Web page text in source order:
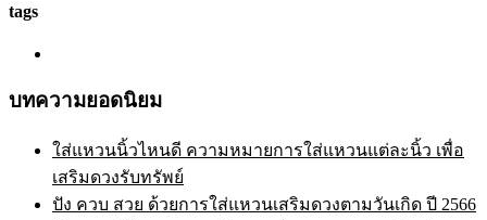
tags
บทความยอดนิยม
ใส่แหวนนิ้วไหนดี ความหมายการใส่แหวนแต่ละนิ้ว เพื่อ
เสริมดวงรับทรัพย์
ปัง ควบ สวย ด้วยการใส่แหวนเสริมดวงตามวันเกิด ปี 2566